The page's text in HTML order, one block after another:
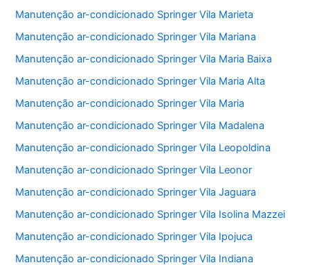
Manutenção ar-condicionado Springer Vila Marieta
Manutenção ar-condicionado Springer Vila Mariana
Manutenção ar-condicionado Springer Vila Maria Baixa
Manutenção ar-condicionado Springer Vila Maria Alta
Manutenção ar-condicionado Springer Vila Maria
Manutenção ar-condicionado Springer Vila Madalena
Manutenção ar-condicionado Springer Vila Leopoldina
Manutenção ar-condicionado Springer Vila Leonor
Manutenção ar-condicionado Springer Vila Jaguara
Manutenção ar-condicionado Springer Vila Isolina Mazzei
Manutenção ar-condicionado Springer Vila Ipojuca
Manutenção ar-condicionado Springer Vila Indiana